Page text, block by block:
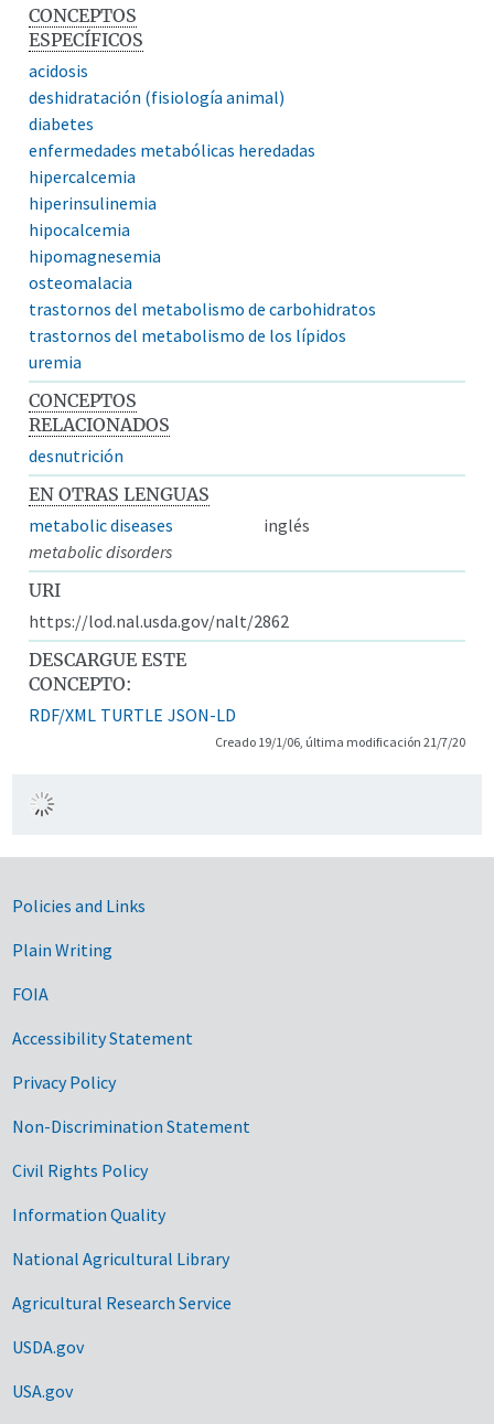
CONCEPTOS
ESPECÍFICOS
acidosis
deshidratación (fisiología animal)
diabetes
enfermedades metabólicas heredadas
hipercalcemia
hiperinsulinemia
hipocalcemia
hipomagnesemia
osteomalacia
trastornos del metabolismo de carbohidratos
trastornos del metabolismo de los lípidos
uremia
CONCEPTOS
RELACIONADOS
desnutrición
EN OTRAS LENGUAS
metabolic diseases
inglés
metabolic disorders
URI
https://lod.nal.usda.gov/nalt/2862
DESCARGUE ESTE
CONCEPTO:
RDF/XML TURTLE JSON-LD
Creado 19/1/06, última modificación 21/7/20
Government Links
Policies and Links
Plain Writing
FOIA
Accessibility Statement
Privacy Policy
Non-Discrimination Statement
Civil Rights Policy
Information Quality
National Agricultural Library
Agricultural Research Service
USDA.gov
USA.gov